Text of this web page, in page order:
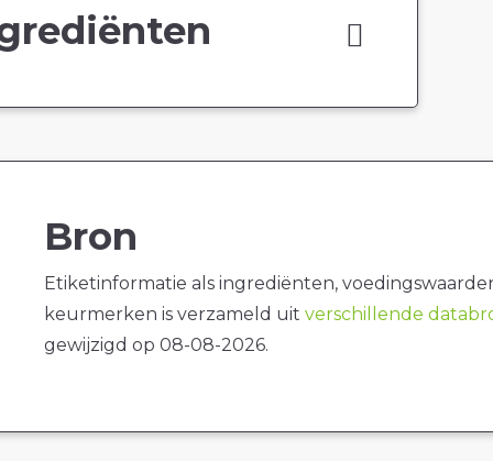
Bron
Etiketinformatie als ingrediënten,
keurmerken is verzameld uit verschillende
gewijzigd op 08-08-2026.